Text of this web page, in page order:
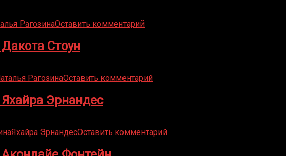
РагозинаОставить комментарий
Стоун
РагозинаОставить комментарий
Эрнандес
Яхайра ЭрнандесОставить комментарий